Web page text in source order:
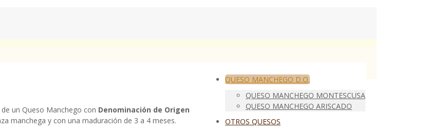
QUESO MANCHEGO D.O.
QUESO MANCHEGO MONTESCUSA
QUESO MANCHEGO ARISCADO
OTROS QUESOS
de un Queso Manchego con Denominación de Origen
manchega y con una maduración de 3 a 4 meses.